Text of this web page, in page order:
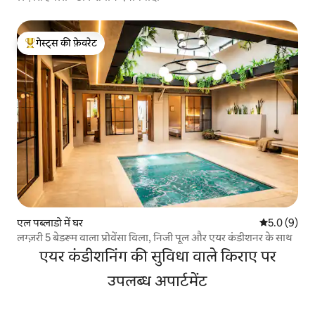
गेस्ट्स का टॉप फ़ेवरेट
गेस्ट्स की फ़ेवरेट
एल पब्लाडो में घर औसत रेटिंग 5
5.0 (9)
लग्ज़री 5 बेडरूम वाला प्रोवेंसा विला, निजी पूल और एयर कंडीशनर के साथ
एयर कंडीशनिंग की सुविधा वाले किराए पर
उपलब्ध अपार्टमेंट